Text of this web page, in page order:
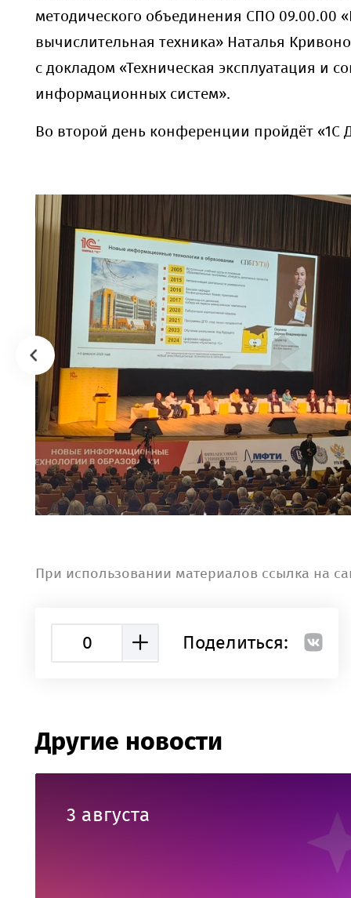
методического объединения СПО 09.00.00
вычислительная техника» Наталья
с докладом «Техническая эксплуатация и
информационных систем».
Во второй день конференции пройдёт «1С
При использовании материалов ссылка на
0 Поделиться:
Другие новости
3 августа